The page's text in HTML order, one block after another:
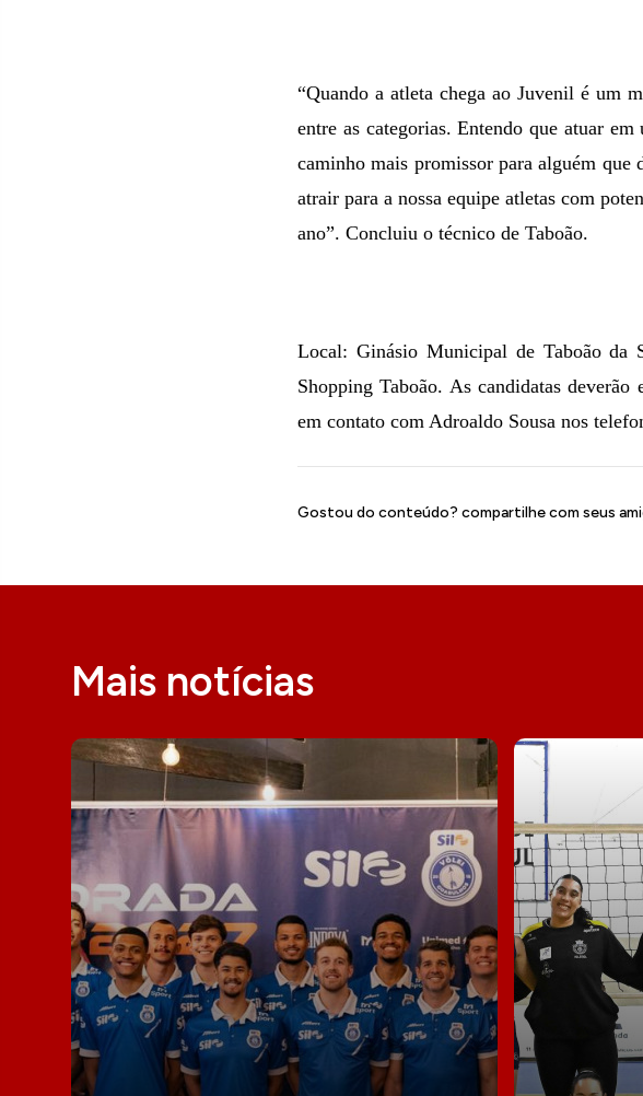
“Quando a atleta chega ao Juvenil é um
entre as categorias. Entendo que atuar
caminho mais promissor para alguém que
atrair para a nossa equipe atletas com
ano”. Concluiu o técnico de Taboão.
Local: Ginásio Municipal de Taboão da
Shopping Taboão. As candidatas
em contato com Adroaldo Sousa nos
Gostou do conteúdo? compartilhe com seus
Mais notícias